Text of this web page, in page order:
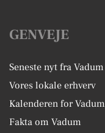
GENVEJE
Seneste nyt fra Vadum
Vores lokale erhverv
Kalenderen for Vadum
Fakta om Vadum